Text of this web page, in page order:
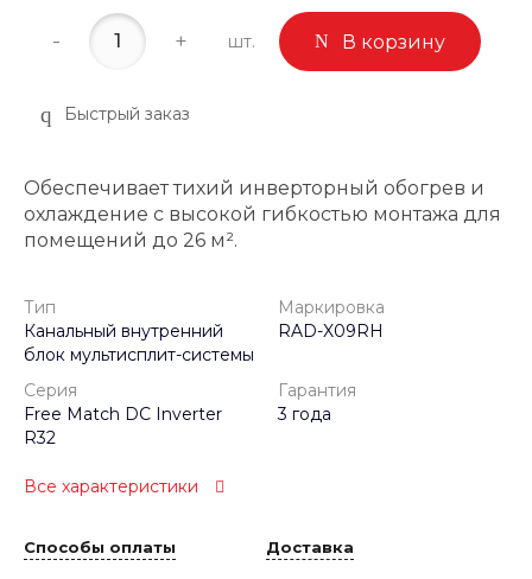
- + шт. В корзину
Быстрый заказ
Обеспечивает тихий инверторный обогрев и
охлаждение с высокой гибкостью монтажа для
помещений до 26 м².
Тип
Канальный внутренний
блок мультисплит-системы
Маркировка
RAD-X09RH
Серия
Free Match DC Inverter
R32
Гарантия
3 года
Все характеристики
Способы оплаты Доставка